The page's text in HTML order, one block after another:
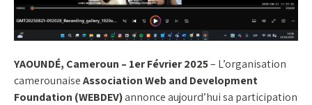
YAOUNDÉ, Cameroun – 1er Février 2025– L’organisation
camerounaiseAssociation Web and Development
Foundation (WEBDEV)annonce aujourd’hui sa participation